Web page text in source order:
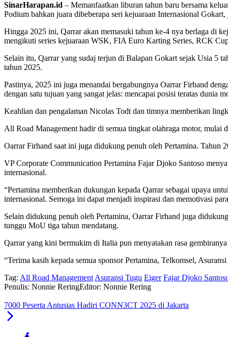
SinarHarapan.id – Memanfaatkan liburan tahun baru bersama
Podium bahkan juara dibeberapa seri kejuaraan Internasional
Hingga 2025 ini, Qarrar akan memasuki tahun ke-4 nya berlaga di
mengikuti series kejuaraan WSK, FIA Euro Karting Series, RCK
Selain itu, Qarrar yang sudaj terjun di Balapan Gokart sejak Usia 5
tahun 2025.
Pastinya, 2025 ini juga menandai bergabungnya Oarrar Firhand
dengan satu tujuan yang sangat jelas: mencapai posisi teratas dunia
Keahlian dan pengalaman Nicolas Todt dan timnya memberikan
All Road Management hadir di semua tingkat olahraga motor, mulai
Oarrar Firhand saat ini juga didukung penuh oleh Pertamina. Tahun
VP Corporate Communication Pertamina Fajar Djoko Santoso
internasional.
“Pertamina memberikan dukungan kepada Qarrar sebagai upaya
internasional. Semoga ini dapat menjadi inspirasi dan memotivasi
Selain didukung penuh oleh Pertamina, Oarrar Firhand juga
tunggu MoU tiga tahun mendatang.
Qarrar yang kini bermukim di Italia pun menyatakan rasa
“Terima kasih kepada semua sponsor Pertamina, Telkomsel,
Tag: All Road Management Asuransi Tugu Eiger Fajar Djoko
Penulis: Nonnie ReringEditor: Nonnie Rering
7000 Peserta Antusias Hadiri CONN3CT 2025 di Jakarta